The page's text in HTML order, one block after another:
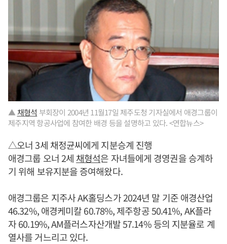
▲채형석 부회장이 2004년 11월17일 제주도청 기자실에서 애경그룹이
제주지역 항공사업에 참여한 배경 등을 설명하고 있다. <연합뉴스>
△오너 3세 채정균씨에게 지분승계 진행
애경그룹 오너 2세 채형석은 자녀들에게 경영권을 승계하
기 위해 보유지분을 증여해왔다.
애경그룹은 지주사 AK홀딩스가 2024년 말 기준 애경산업
46.32%, 애경케미칼 60.78%, 제주항공 50.41%, AK플라
자 60.19%, AM플러스자산개발 57.14% 등의 지분율로 계
열사를 거느리고 있다.